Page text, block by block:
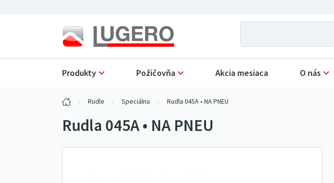
Produkty Požičovňa Akcia mesiaca O nás
Rudle Speciálna Rudla 045A • NA PNEU
Rudla 045A • NA PNEU